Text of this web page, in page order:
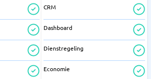
CRM
Dashboard
Dienstregeling
Economie